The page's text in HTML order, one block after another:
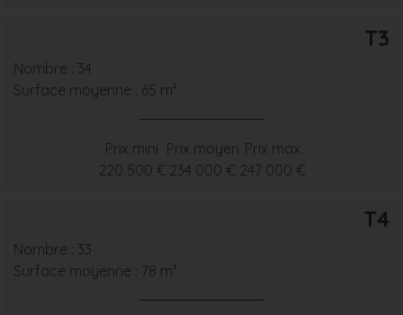
T3
Nombre : 34
Surface moyenne : 65 m²
Prix mini
220 500 €
Prix moyen
234 000 €
Prix max
247 000 €
T4
Nombre : 33
Surface moyenne : 78 m²